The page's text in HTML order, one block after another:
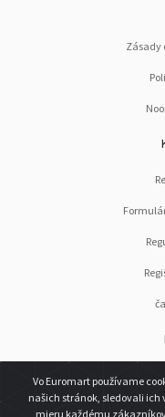
Zásady
Vo Euromart používame
našich stránok, sledovali ich
mieru každému